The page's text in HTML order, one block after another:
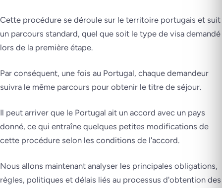
Cette procédure se déroule sur le territoire portugais et suit
un parcours standard, quel que soit le type de visa demandé
lors de la première étape.
Par conséquent, une fois au Portugal, chaque demandeur
suivra le même parcours pour obtenir le titre de séjour.
Il peut arriver que le Portugal ait un accord avec un pays
donné, ce qui entraîne quelques petites modifications de
cette procédure selon les conditions de l'accord.
Nous allons maintenant analyser les principales obligations,
règles, politiques et délais liés au processus d'obtention des